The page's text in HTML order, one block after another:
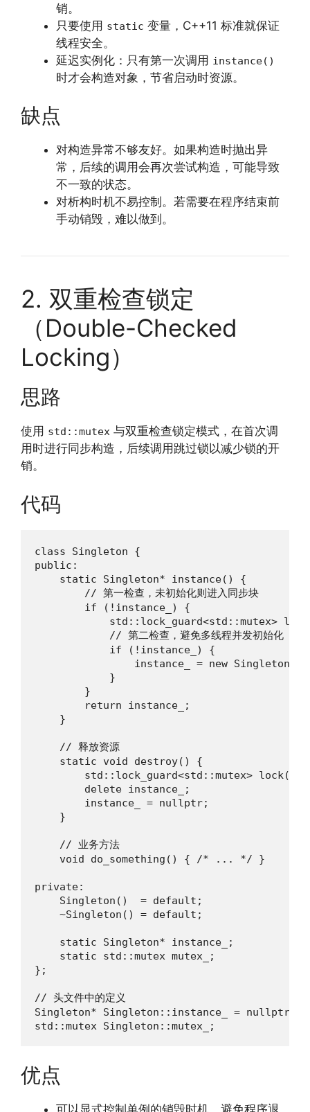
销。
只要使用 static 变量，C++11 标准就保证
线程安全。
延迟实例化：只有第一次调用 instance()
时才会构造对象，节省启动时资源。
缺点
对构造异常不够友好。如果构造时抛出异
常，后续的调用会再次尝试构造，可能导致
不一致的状态。
对析构时机不易控制。若需要在程序结束前
手动销毁，难以做到。
2. 双重检查锁定
（Double-Checked
Locking）
思路
使用 std::mutex 与双重检查锁定模式，在首次调
用时进行同步构造，后续调用跳过锁以减少锁的开
销。
代码
class Singleton {
public:
    static Singleton* instance() {
        // 第一检查，未初始化则进入同步块
        if (!instance_) {
std::lock_guard<std::mutex>
            // 第二检查，避免多线程并发初始化
            if (!instance_) {
                instance_ = new Singleton();
            }
        }
        return instance_;
    }
    // 释放资源
    static void destroy() {
std::lock_guard<std::mutex>
        delete instance_;
        instance_ = nullptr;
    }
    // 业务方法
    void do_something() { /* ... */ }
private:
    Singleton()  = default;
    ~Singleton() = default;
    static Singleton* instance_;
    static std::mutex mutex_;
};
// 头文件中的定义
Singleton* Singleton::instance_ = nullptr;
std::mutex Singleton::mutex_;
优点
可以显式控制单例的销毁时机，避免程序退